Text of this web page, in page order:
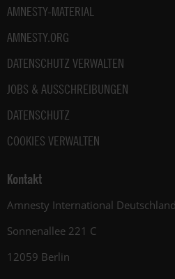
AMNESTY-MATERIAL
AMNESTY.ORG
DATENSCHUTZ VERWALTEN
JOBS & AUSSCHREIBUNGEN
DATENSCHUTZ
COOKIES VERWALTEN
Kontakt
Amnesty International
Sonnenallee 221 C
12059 Berlin